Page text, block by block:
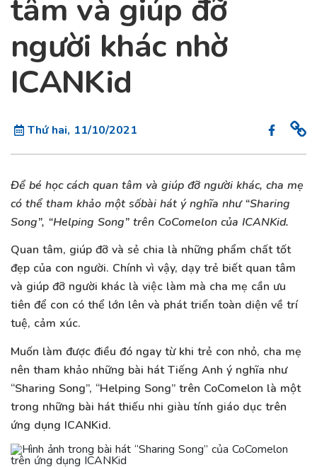
tâm và giúp đỡ
người khác nhờ
ICANKid
Thứ hai, 11/10/2021
Để bé học cách quan tâm và giúp đỡ người khác, cha mẹ
có thể tham khảo một sốbài hát ý nghĩa như “Sharing
Song”, “Helping Song” trên CoComelon của ICANKid.
Quan tâm, giúp đỡ và sẻ chia là những phẩm chất tốt
đẹp của con người. Chính vì vậy, dạy trẻ biết quan tâm
và giúp đỡ người khác là việc làm mà cha mẹ cần ưu
tiên để con có thể lớn lên và phát triển toàn diện về trí
tuệ, cảm xúc.
Muốn làm được điều đó ngay từ khi trẻ con nhỏ, cha mẹ
nên tham khảo những bài hát Tiếng Anh ý nghĩa như
“Sharing Song”, “Helping Song” trên CoComelon là một
trong những bài hát thiếu nhi giàu tính giáo dục trên
ứng dụng ICANKid.